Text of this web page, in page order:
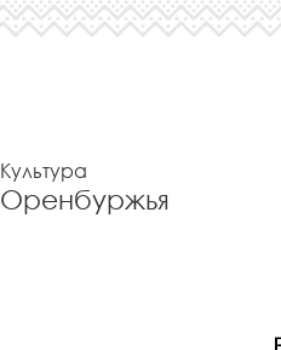
Культура
Оренбуржья